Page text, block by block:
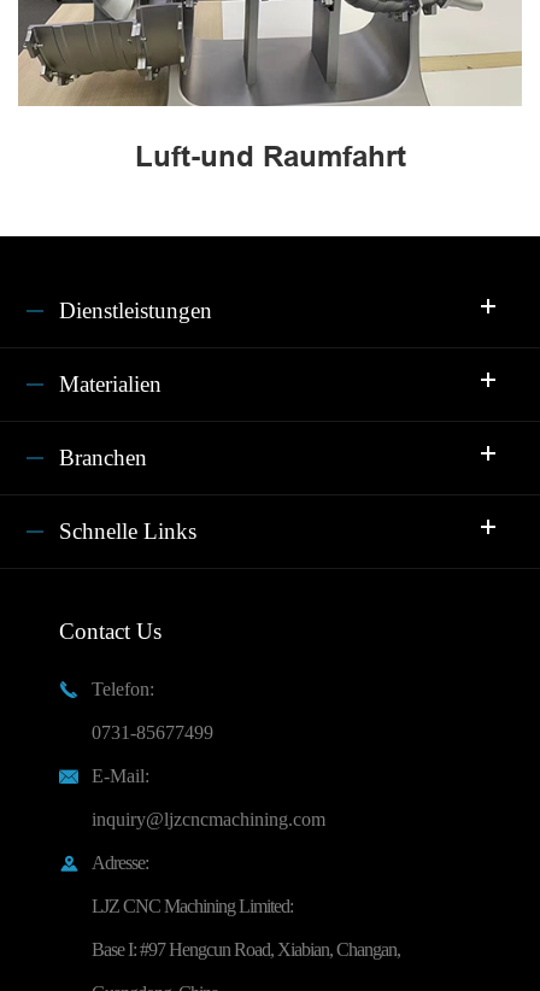
Luft-und Raumfahrt
Dienstleistungen
Materialien
Branchen
Schnelle Links
Contact Us

Telefon:
0731-85677499

E-Mail:
inquiry@ljzcncmachining.com

Adresse:
LJZ CNC Machining Limited:
Base I: #97 Hengcun Road, Xiabian, Changan,